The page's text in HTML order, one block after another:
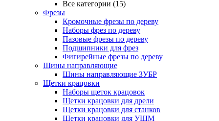
Все категории (15)
Фрезы
Кромочные фрезы по дереву
Наборы фрез по дереву
Пазовые фрезы по дереву
Подшипники для фрез
Фигирейные фрезы по дереву
Шины направляющие
Шины направляющие ЗУБР
Щетки крацовки
Наборы щеток крацовок
Щетки крацовки для дрели
Щетки крацовки для станков
Щетки крацовки для УШМ